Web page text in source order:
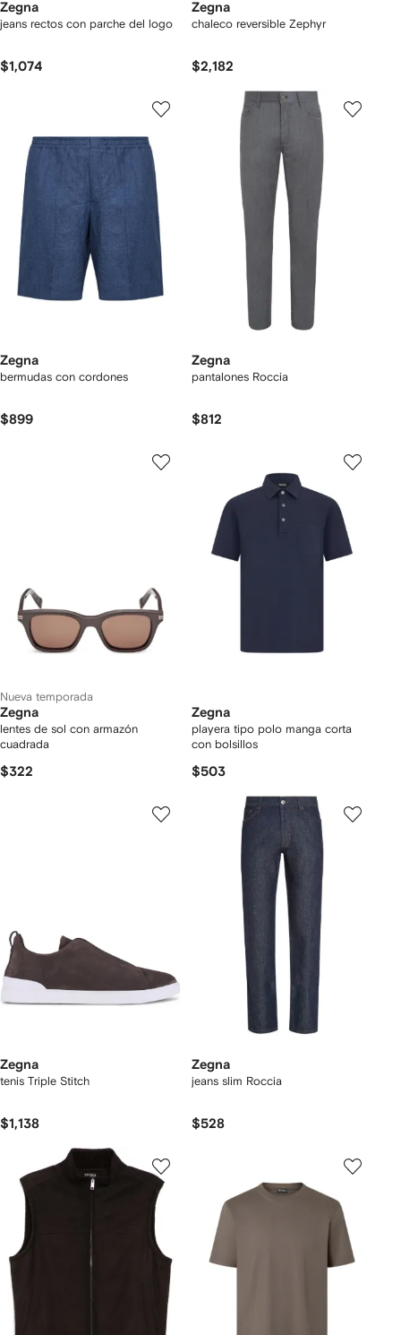
Zegna
jeans rectos con parche del logo
$1,074
Zegna
chaleco reversible Zephyr
$2,182
Zegna
bermudas con cordones
$899
Zegna
pantalones Roccia
$812
Nueva temporada
Zegna
lentes de sol con armazón
cuadrada
$322
Zegna
playera tipo polo manga corta
con bolsillos
$503
Zegna
tenis Triple Stitch
$1,138
Zegna
jeans slim Roccia
$528